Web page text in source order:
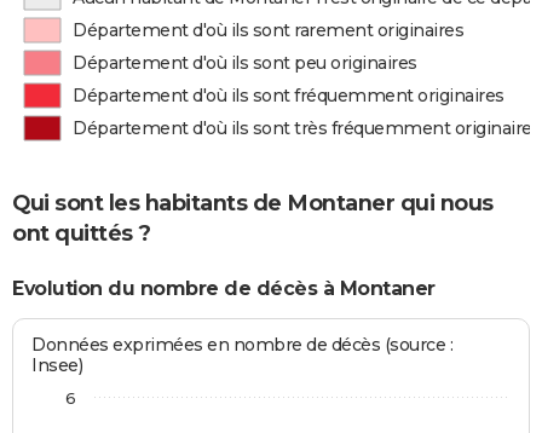
Département d'où ils sont rarement originaires
Département d'où ils sont peu originaires
Département d'où ils sont fréquemment originaires
Département d'où ils sont très fréquemment originaires
Qui sont les habitants de Montaner qui nous
ont quittés ?
Evolution du nombre de décès à Montaner
Données exprimées en nombre de décès (source :
Insee)
6